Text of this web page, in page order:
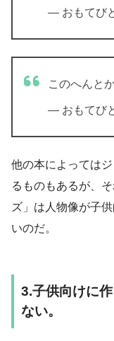
— おもてび
このへんと
— おもてび
他の本によっては
るものもあるが、
ズ」は人物像が子
いのだ。
3.子供向けに
ない。